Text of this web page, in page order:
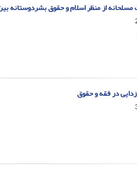
از منظر اسلام و حقوق بشردوستانه
در فقه و حقوق